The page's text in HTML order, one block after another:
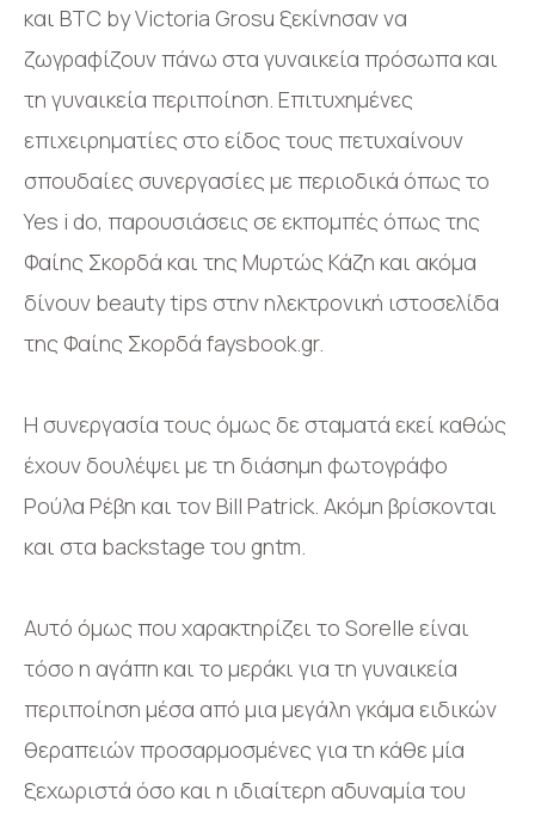
και ΒΤC by Victoria Grosu ξεκίνησαν να
ζωγραφίζουν πάνω στα γυναικεία πρόσωπα και
τη γυναικεία περιποίηση. Επιτυχημένες
επιχειρηματίες στο είδος τους πετυχαίνουν
σπουδαίες συνεργασίες με περιοδικά όπως το
Yes i do, παρουσιάσεις σε εκπομπές όπως της
Φαίης Σκορδά και της Μυρτώς Κάζη και ακόμα
δίνουν beauty tips στην ηλεκτρονική ιστοσελίδα
της Φαίης Σκορδά faysbook.gr.
Η συνεργασία τους όμως δε σταματά εκεί καθώς
έχουν δουλέψει με τη διάσημη φωτογράφο
Ρούλα Ρέβη και τον Bill Patrick. Ακόμη βρίσκονται
και στα backstage του gntm.
Αυτό όμως που χαρακτηρίζει το Sorelle είναι
τόσο η αγάπη και το μεράκι για τη γυναικεία
περιποίηση μέσα από μια μεγάλη γκάμα ειδικών
θεραπειών προσαρμοσμένες για τη κάθε μία
ξεχωριστά όσο και η ιδιαίτερη αδυναμία του